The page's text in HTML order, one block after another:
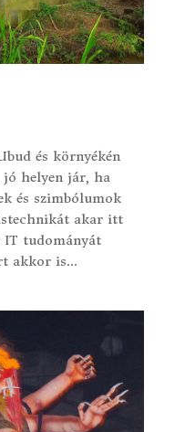
és környékén
helyen jár, ha
és szimbólumok
akar itt
IT tudományát
akkor is...